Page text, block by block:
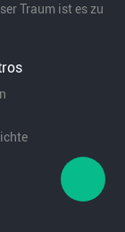
Traum ist es zu